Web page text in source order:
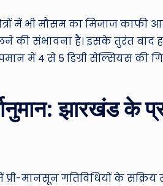
में भी मौसम का मिजाज काफी
की संभावना है। इसके तुरंत बाद
में 4 से 5 डिग्री सेल्सियस की
झारखंड के
प्री-मानसून गतिविधियों के